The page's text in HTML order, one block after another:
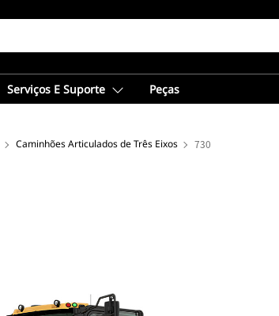
Serviços E Suporte Peças
Caminhões Articulados de Três Eixos 730